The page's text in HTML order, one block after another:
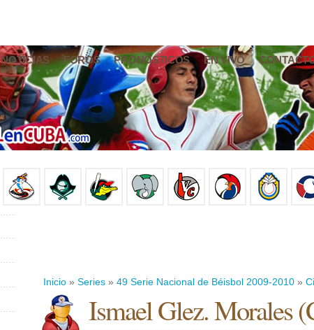
NOTICIAS FOROS PRONÓSTICOS EN VIVO
Inicio » Series » 49 Serie Nacional de Béisbol 2009-2010 »
Ismael Glez. Morales(